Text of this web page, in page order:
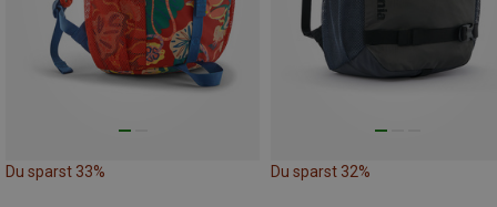
Du sparst 33% Du sparst 32%